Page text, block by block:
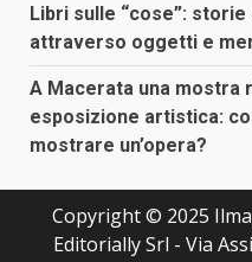
Libri sulle “cose”:
attraverso oggetti e
A Macerata una mostra
esposizione artistica:
mostrare un’opera?
Copyright © 2025
Editorially Srl - Via